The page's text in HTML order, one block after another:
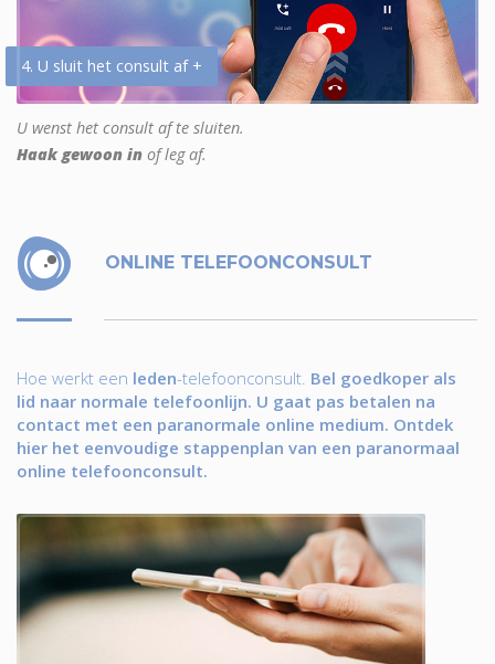
4. U sluit het consult af +
U wenst het consult af te sluiten.
Haak gewoon in of leg af.
ONLINE TELEFOONCONSULT
Hoe werkt een leden-telefoonconsult. Bel goedkoper als
lid naar normale telefoonlijn. U gaat pas betalen na
contact met een paranormale online medium. Ontdek
hier het eenvoudige stappenplan van een paranormaal
online telefoonconsult.